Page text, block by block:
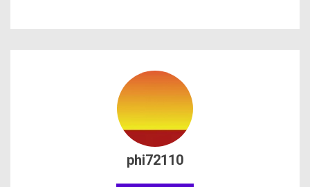
phi72110